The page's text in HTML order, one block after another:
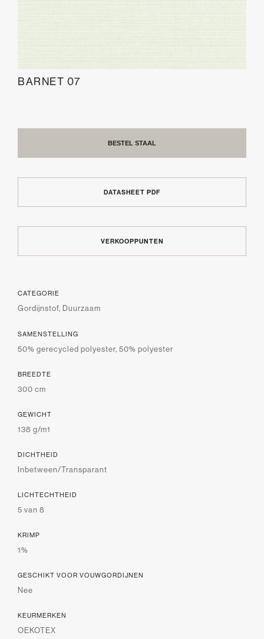
BARNET 07
BESTEL STAAL
DATASHEET PDF
VERKOOPPUNTEN
CATEGORIE
Gordijnstof, Duurzaam
SAMENSTELLING
50% gerecycled polyester, 50% polyester
BREEDTE
300 cm
GEWICHT
138 g/m1
DICHTHEID
Inbetween/Transparant
LICHTECHTHEID
5 van 8
KRIMP
1%
GESCHIKT VOOR VOUWGORDIJNEN
Nee
KEURMERKEN
OEKOTEX